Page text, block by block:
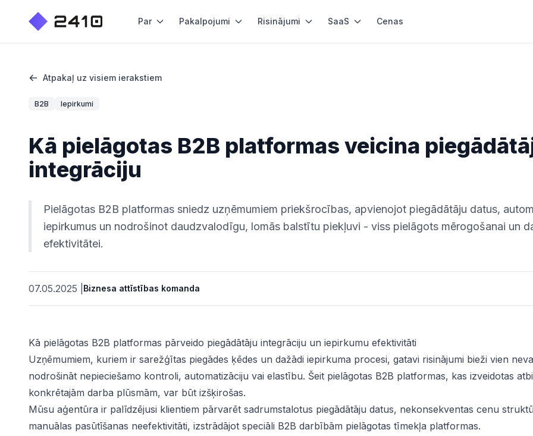
Par Pakalpojumi Risinājumi SaaS Cenas
Atpakaļ uz visiem ierakstiem
B2B Iepirkumi
Kā pielāgotas B2B platformas veicina
integrāciju
Pielāgotas B2B platformas sniedz uzņēmumiem priekšrocības, apvienojot piegādātāju datus,
iepirkumus un nodrošinot daudzvalodīgu, lomās balstītu piekļuvi - viss pielāgots mērogošanai un
efektivitātei.
07.05.2025 Biznesa attīstības komanda
Kā pielāgotas B2B platformas pārveido piegādātāju integrāciju un iepirkumu efektivitāti
Uzņēmumiem, kuriem ir sarežģītas piegādes ķēdes un dažādi iepirkuma procesi, gatavi risinājumi bieži vien
nodrošināt nepieciešamo kontroli, automatizāciju vai elastību. Šeit pielāgotas B2B platformas, kas izveidotas
konkrētajām darba plūsmām, var būt izšķirošas.
Mūsu aģentūra ir palīdzējusi klientiem pārvarēt sadrumstalotus piegādātāju datus, nekonsekventas cenu
manuālas pasūtīšanas neefektivitāti, izstrādājot speciāli B2B darbībām pielāgotas tīmekļa platformas.